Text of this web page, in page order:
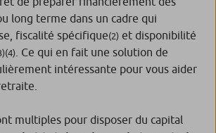
long terme dans un cadre qui
fiscalité spécifique(2) et disponibilité
. Ce qui en fait une solution de
intéressante pour vous aider
multiples pour disposer du capital